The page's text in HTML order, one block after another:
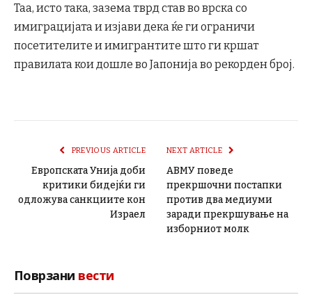
Таа, исто така, зазема тврд став во врска со
имиграцијата и изјави дека ќе ги ограничи
посетителите и имигрантите што ги кршат
правилата кои дошле во Јапонија во рекорден број.
PREVIOUS ARTICLE
Европската Унија доби
критики бидејќи ги
одложува санкциите кон
Израел
NEXT ARTICLE
АВМУ поведе
прекршочни постапки
против два медиуми
заради прекршување на
изборниот молк
Поврзани вести